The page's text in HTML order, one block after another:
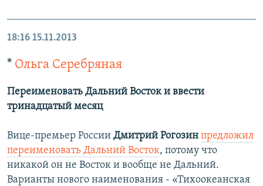
18:16 15.11.2013
* Ольга Серебряная
Переименовать Дальний Восток и ввести
тринадцатый месяц
Вице-премьер России Дмитрий Рогозин предложил
переименовать Дальний Восток, потому что
никакой он не Восток и вообще не Дальний.
Варианты нового наименования - «Тихоокеанская